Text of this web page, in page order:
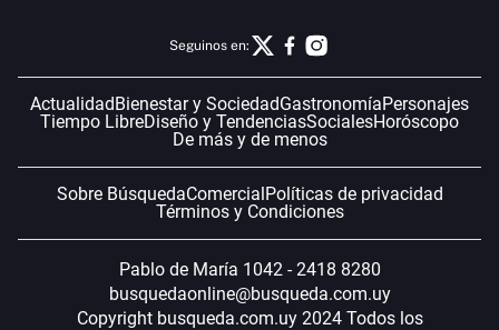
Seguinos en:
Actualidad Bienestar y SociedadGastronomíaPersonajes
Tiempo LibreDiseño y TendenciasSocialesHoróscopo
De más y de menos
Sobre BúsquedaComercial Políticas de privacidad
Términos y Condiciones
Pablo de María 1042 - 2418 8280
busquedaonline@busqueda.com.uy
Copyright busqueda.com.uy 2024 Todos los